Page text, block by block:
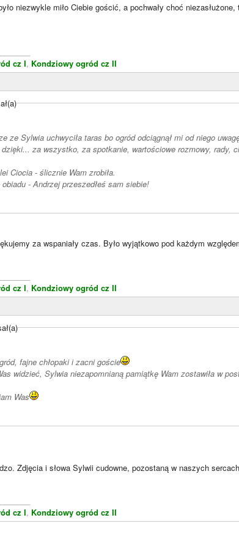
niezwykle miło Ciebie gościć, a pochwały choć
cz I, Kondziowy ogród cz II
ze Sylwia uchwyciła taras bo ogród odciągnął mi od niego
dzięki... za wszystko, za spotkanie, wartościowe rozmowy, rady,
Ciocia - ślicznie Wam zrobiła.
- Andrzej przeszedłeś sam siebie!
za wspaniały czas. Było wyjątkowo pod każdym
cz I, Kondziowy ogród cz II
fajne chłopaki i zacni goście
widzieć, Sylwia niezapomnianą pamiątkę Wam zostawiła w
Was
Zdjęcia i słowa Sylwii cudowne, pozostaną w naszych
cz I, Kondziowy ogród cz II